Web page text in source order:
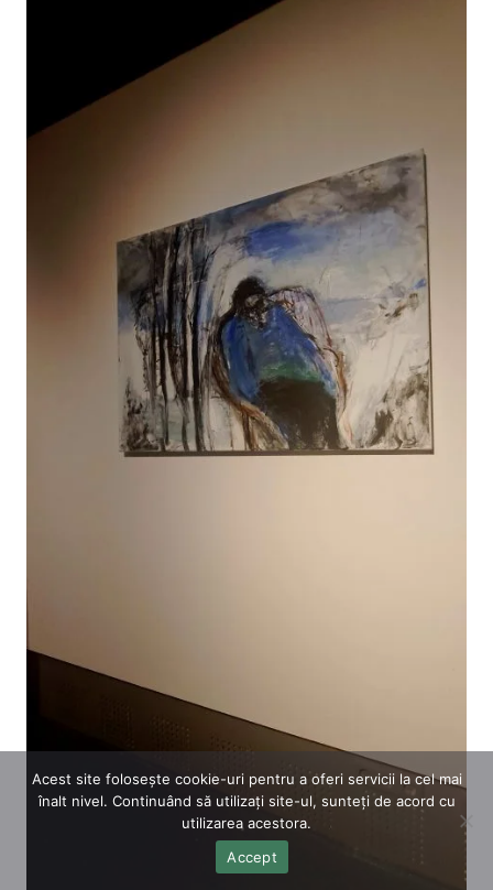
Acest site folosește cookie-uri pentru a oferi servicii la cel mai
înalt nivel. Continuând să utilizați site-ul, sunteți de acord cu
utilizarea acestora.
Accept